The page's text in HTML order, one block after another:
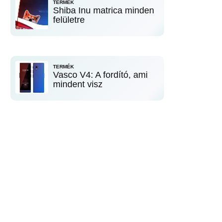
TERMÉK
Shiba Inu matrica minden
felületre
TERMÉK
Vasco V4: A fordító, ami
mindent visz